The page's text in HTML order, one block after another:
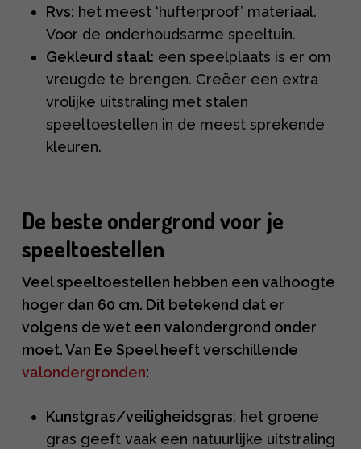
Rvs: het meest ‘hufterproof’ materiaal.
Voor de onderhoudsarme speeltuin.
Gekleurd staal: een speelplaats is er om
vreugde te brengen. Creëer een extra
vrolijke uitstraling met stalen
speeltoestellen in de meest sprekende
kleuren.
De beste ondergrond voor je
speeltoestellen
Veel speeltoestellen hebben een valhoogte
hoger dan 60 cm. Dit betekend dat er
volgens de wet een valondergrond onder
moet. Van Ee Speel heeft verschillende
valondergronden:
Kunstgras/veiligheidsgras: het groene
gras geeft vaak een natuurlijke uitstraling